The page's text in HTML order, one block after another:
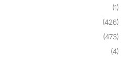
(1)
(426)
(473)
(4)